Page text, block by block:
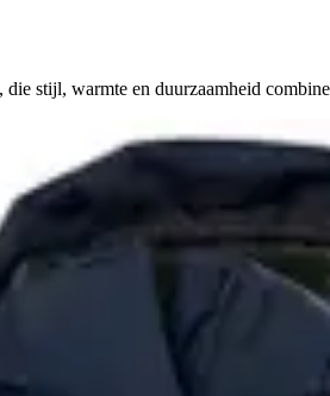
stijl, warmte en duurzaamheid